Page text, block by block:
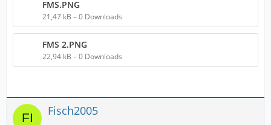
FMS.PNG
21,47 kB – 0 Downloads
FMS 2.PNG
22,94 kB – 0 Downloads
Fisch2005